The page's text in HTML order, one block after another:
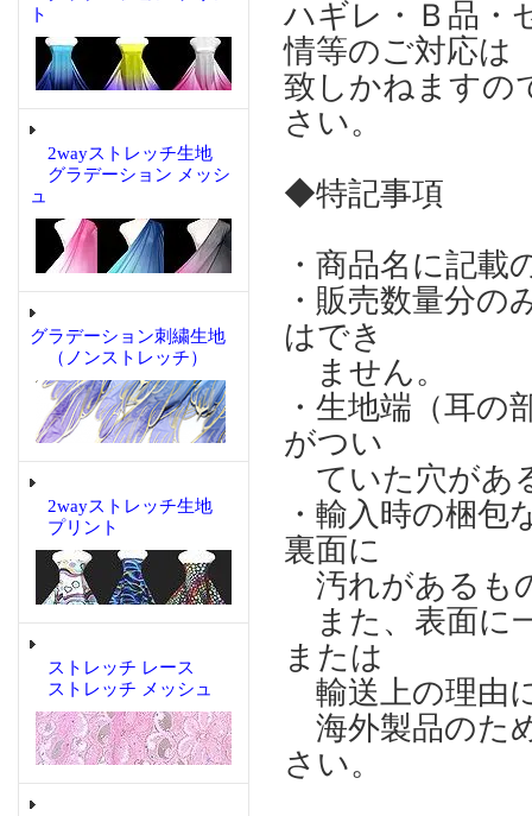
ト
2wayストレッチ生地
グラデーション メッシ
ュ
グラデーション刺繍生地
（ノンストレッチ）
2wayストレッチ生地
プリント
ストレッチ レース
ストレッチ メッシュ
ハギレ・Ｂ品・
情等のご対応は
致しかねますの
さい。
◆特記事項
・商品名に記
・販売数量分
はでき
ません。
・生地端（耳
がつい
ていた穴があ
・輸入時の梱
裏面に
汚れがあるも
また、表面に
または
輸送上の理由
海外製品のた
さい。